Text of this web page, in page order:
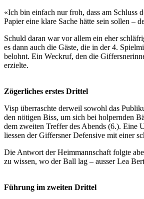
«Ich bin einfach nur froh, dass am Schluss
Papier eine klare Sache hätte sein sollen –
Schuld daran war vor allem ein eher
es dann auch die Gäste, die in der 4.
belohnt. Ein Weckruf, den die
erzielte.
Zögerliches erstes Drittel
Visp überraschte derweil sowohl das
den nötigen Biss, um sich bei holpernden
dem zweiten Treffer des Abends (6.). Eine
liessen der Giffersner Defensive mit einer
Die Antwort der Heimmannschaft folgte
zu wissen, wo der Ball lag – ausser Lea
Führung im zweiten Drittel